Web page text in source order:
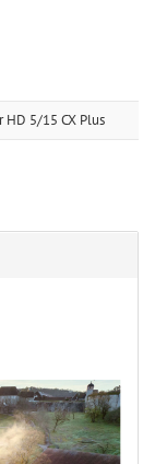
HD 5/15 CX Plus